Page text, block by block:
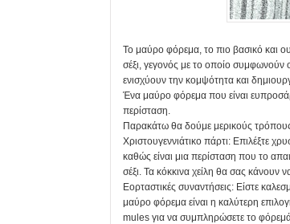
Το μαύρο φόρεμα, το πιο βασικό και
σέξι, γεγονός με το οποίο συμφωνούν
ενισχύουν την κομψότητα και
Ένα μαύρο φόρεμα που είναι
περίσταση.
Παρακάτω θα δούμε μερικούς
Χριστουγεννιάτικο πάρτι: Επιλέξτε
καθώς είναι μια περίσταση που το
σέξι. Τα κόκκινα χείλη θα σας κάνουν
Εορταστικές συναντήσεις: Είστε
μαύρο φόρεμα είναι η καλύτερη
mules για να συμπληρώσετε το